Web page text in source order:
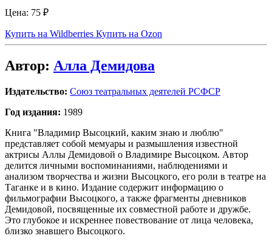
Цена: 75 ₽
Купить на Wildberries Купить на Ozon
Автор: Алла Демидова
Издательство: Союз театральных деятелей РСФСР
Год издания: 1989
Книга "Владимир Высоцкий, каким знаю и люблю"
представляет собой мемуары и размышления известной
актрисы Аллы Демидовой о Владимире Высоцком. Автор
делится личными воспоминаниями, наблюдениями и
анализом творчества и жизни Высоцкого, его роли в театре на
Таганке и в кино. Издание содержит информацию о
фильмографии Высоцкого, а также фрагменты дневников
Демидовой, посвященные их совместной работе и дружбе.
Это глубокое и искреннее повествование от лица человека,
близко знавшего Высоцкого.